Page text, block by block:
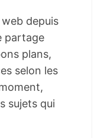
depuis
partage
plans,
selon les
sujets qui